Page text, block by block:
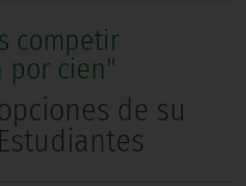
competir
por cien"
de su